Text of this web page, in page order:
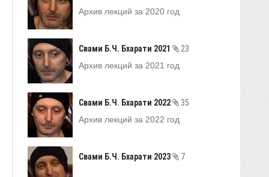
Архив лекций за 2020 год
Свами Б.Ч. Бхарати 2021
23
Архив лекций за 2021 год
Свами Б.Ч. Бхарати 2022
35
Архив лекций за 2022 год
Свами Б.Ч. Бхарати 2023 7